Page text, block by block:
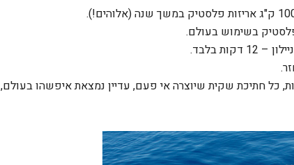
בלבד.
כל חתיכת שקית שיוצרה אי פעם, עדיין נמצאת איפשהו בעולם,